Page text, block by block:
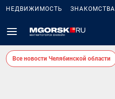
НЕДВИЖИМОСТЬ ЗНАКОМСТВА
Все новости Челябинской области